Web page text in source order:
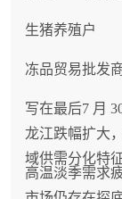
生猪养殖户
冻品贸易批发
写在最后7 月
龙江跌幅扩大
域供需分化特
高温淡季需求